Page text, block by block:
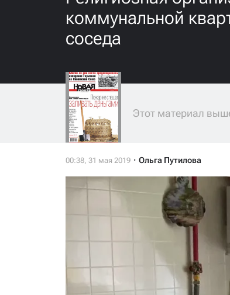
коммунальной
соседа
Этот материал
Ольга Путилова